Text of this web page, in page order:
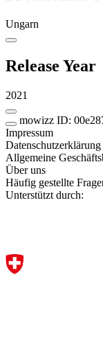
Ungarn
Release Year
2021
mowizz ID:
Impressum
Datenschutzerklärung
Allgemeine
Über uns
Häufig gestellte
Unterstützt durch: